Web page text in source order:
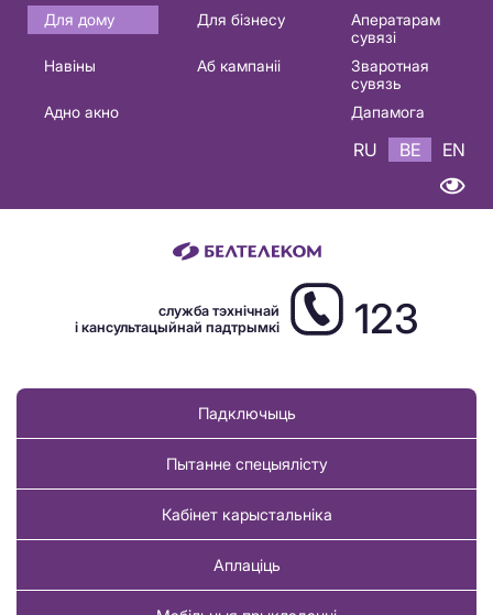
Основная
навигация
Для дому Для бізнесу
Аператарам
сувязі
Навіны
Аб кампаніі
Зваротная
сувязь
Адно акно
Дапамога
RU BE EN
служба тэхнічнай
і кансультацыйнай падтрымкі
123
Падключыць
Пытанне спецыялісту
Кабінет карыстальніка
Аплаціць